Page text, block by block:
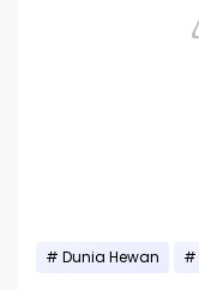
Dunia Hewan